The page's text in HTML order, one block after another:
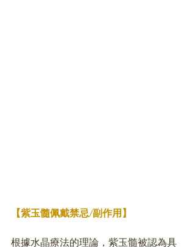
【紫玉髓佩戴禁忌/副作用】
根據水晶療法的理論，紫玉髓被認為具